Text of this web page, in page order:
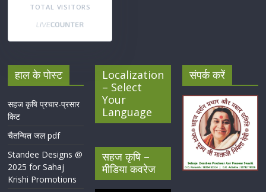
TOTAL VISITORS
हाल के पोस्ट
सहज कृषि प्रचार-प्रसार
किट
चैतन्यित जल pdf
Standee Designs @
2025 for Sahaj
Krishi Promotions
Localization
– Select
Your
Language
सहज कृषि –
मीडिया कवरेज
संपर्क करें